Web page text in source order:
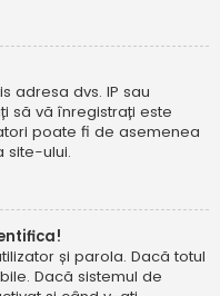
adresa dvs. IP sau
să vă înregistrați este
poate fi de asemenea
site-ului.
și parola. Dacă totul
Dacă sistemul de